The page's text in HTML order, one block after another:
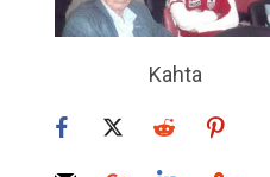
Kahta